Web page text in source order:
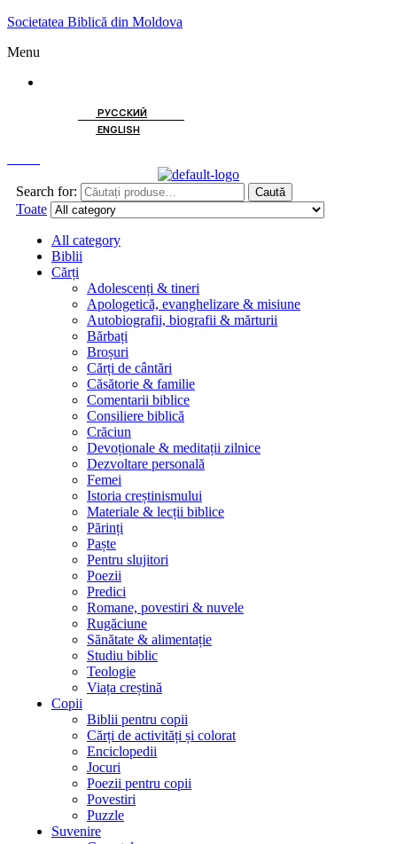
Societatea Biblică din Moldova
Menu
РУССКИЙ
ENGLISH
Search for: Caută
Toate
All category
Biblii
Cărți
Adolescenți & tineri
Apologetică, evanghelizare & misiune
Autobiografii, biografii & mărturii
Bărbați
Broșuri
Cărți de cântări
Căsătorie & familie
Comentarii biblice
Consiliere biblică
Crăciun
Devoționale & meditații zilnice
Dezvoltare personală
Femei
Istoria creștinismului
Materiale & lecții biblice
Părinți
Paște
Pentru slujitori
Poezii
Predici
Romane, povestiri & nuvele
Rugăciune
Sănătate & alimentație
Studiu biblic
Teologie
Viața creștină
Copii
Biblii pentru copii
Cărți de activități și colorat
Enciclopedii
Jocuri
Poezii pentru copii
Povestiri
Puzzle
Suvenire